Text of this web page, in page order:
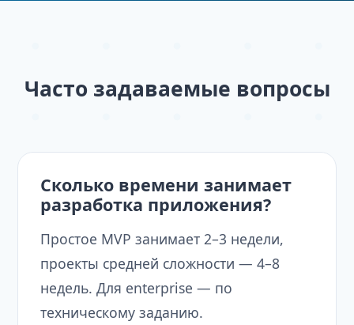
Часто задаваемые вопросы
Сколько времени занимает
разработка приложения?
Простое MVP занимает 2–3 недели,
проекты средней сложности — 4–8
недель. Для enterprise — по
техническому заданию.